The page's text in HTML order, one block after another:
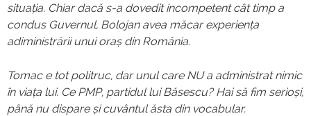
situația. Chiar dacă s-a dovedit incompetent cât timp a
condus Guvernul, Bolojan avea măcar experiența
adiministrării unui oraș din România.
Tomac e tot politruc, dar unul care NU a administrat nimic
în viața lui. Ce PMP, partidul lui Băsescu? Hai să fim serioși,
până nu dispare și cuvântul ăsta din vocabular.